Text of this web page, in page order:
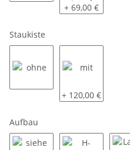
mit 12V
+ 69,00 €
Staukiste
mit
+ 120,00 €
Aufbau